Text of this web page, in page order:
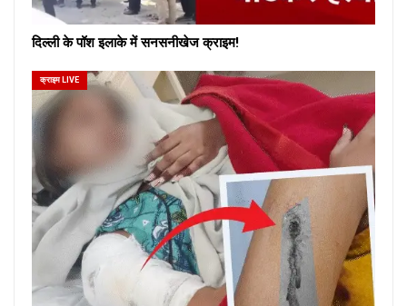
दिल्ली के पॉश इलाके में सनसनीखेज क्राइम!
क्राइम LIVE